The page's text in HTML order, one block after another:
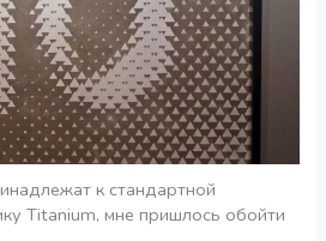
к стандартной
Titanium, мне пришлось обойти